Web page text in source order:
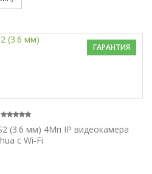
ГАРАНТИЯ
(3.6 мм) 4Mп IP видеокамера
c Wi-Fi